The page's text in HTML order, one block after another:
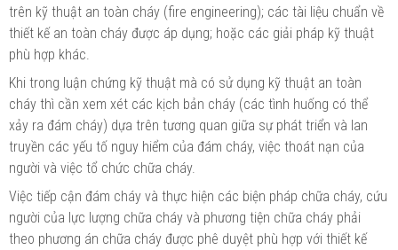
trên kỹ thuật an toàn cháy (fire engineering); các tài liệu chuẩn về
thiết kế an toàn cháy được áp dụng; hoặc các giải pháp kỹ thuật
phù hợp khác.
Khi trong luận chứng kỹ thuật mà có sử dụng kỹ thuật an toàn
cháy thì cần xem xét các kịch bản cháy (các tình huống có thể
xảy ra đám cháy) dựa trên tương quan giữa sự phát triển và lan
truyền các yếu tố nguy hiểm của đám cháy, việc thoát nạn của
người và việc tổ chức chữa cháy.
Việc tiếp cận đám cháy và thực hiện các biện pháp chữa cháy, cứu
người của lực lượng chữa cháy và phương tiện chữa cháy phải
theo phương án chữa cháy được phê duyệt phù hợp với thiết kế